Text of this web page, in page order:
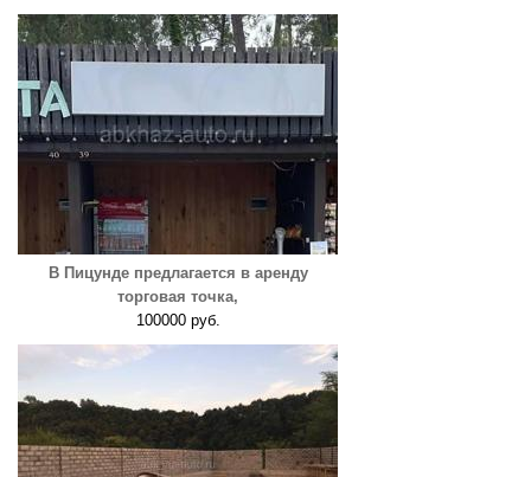
В Пицунде предлагается в аренду
торговая точка,
100000 руб.